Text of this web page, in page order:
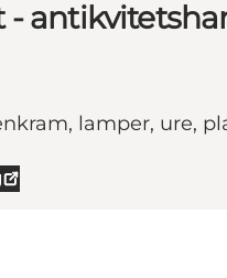
-
lamper, ure,